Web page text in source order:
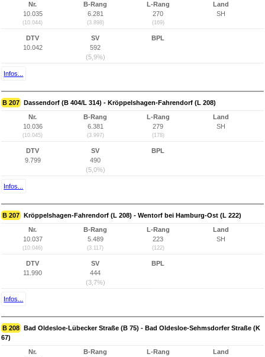
Nr.
10.035
(10.044)
B-Rang
6.281
(3.898)
L-Rang
270
(169)
Land
SH
DTV
10.042
SV
592
(5,9%)
BPL
Infos...
B 207 Dassendorf (B 404/L 314) - Kröppelshagen-Fahrendorf (L 208)
Nr.
10.036
(10.045)
B-Rang
6.381
(3.997)
L-Rang
279
(178)
Land
SH
DTV
9.799
SV
490
(5,0%)
BPL
Infos...
B 207 Kröppelshagen-Fahrendorf (L 208) - Wentorf bei Hamburg-Ost (L 222)
Nr.
10.037
(10.046)
B-Rang
5.489
(3.117)
L-Rang
223
(122)
Land
SH
DTV
11.990
SV
444
(3,7%)
BPL
Infos...
B 208 Bad Oldesloe-Lübecker Straße (B 75) - Bad Oldesloe-Sehmsdorfer Straße (K
67)
Nr.
B-Rang
L-Rang
Land